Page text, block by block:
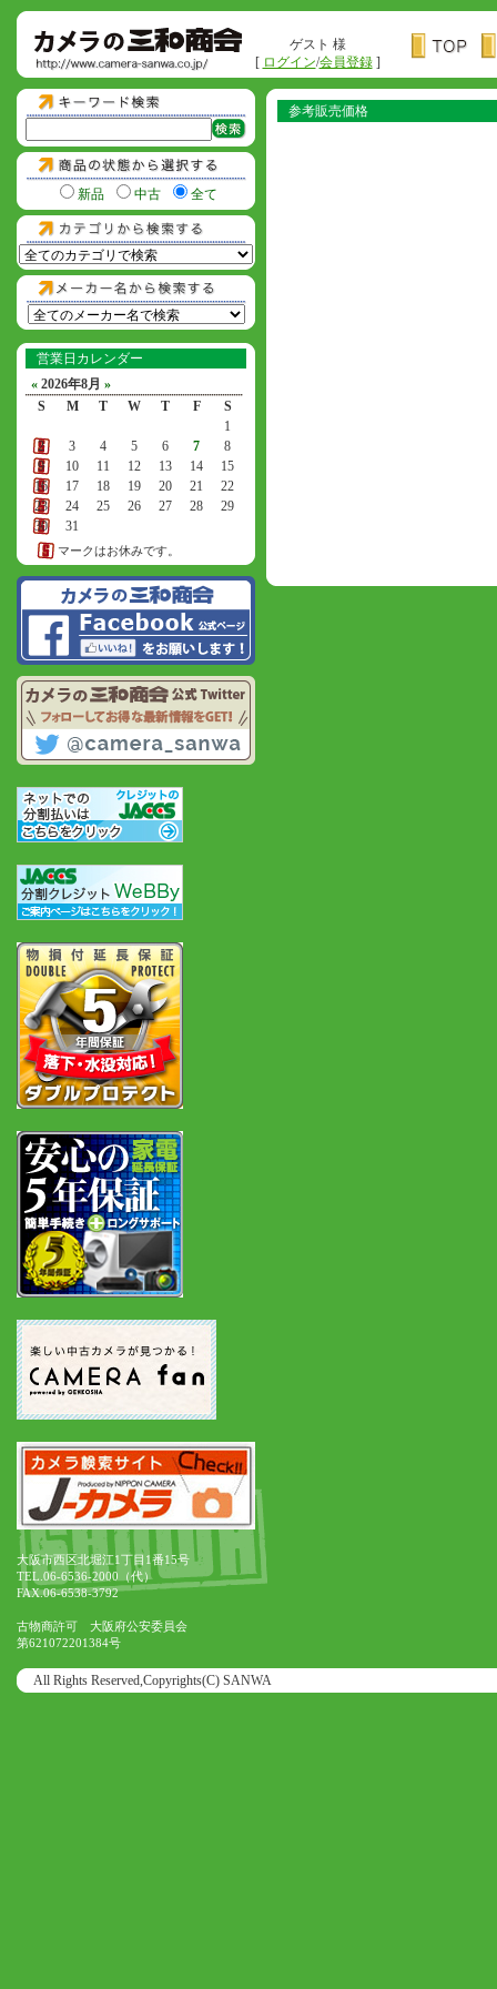
ゲスト 様
[ ログイン/会員登録]
新品 中古 全て
営業日カレンダー
« 2026年8月 »
S
M T W T F
S
1
2
3 4 5 6 7
8
9
10 11 12 13 14
15
16
17 18 19 20 21
22
23
24 25 26 27 28
29
30
31
マークはお休みです。
参考販売価格
大阪市西区北堀江1丁目1番15号
TEL.06-6536-2000（代）
FAX.06-6538-3792
古物商許可 大阪府公安委員会
第621072201384号
All Rights Reserved,Copyrights(C) SANWA